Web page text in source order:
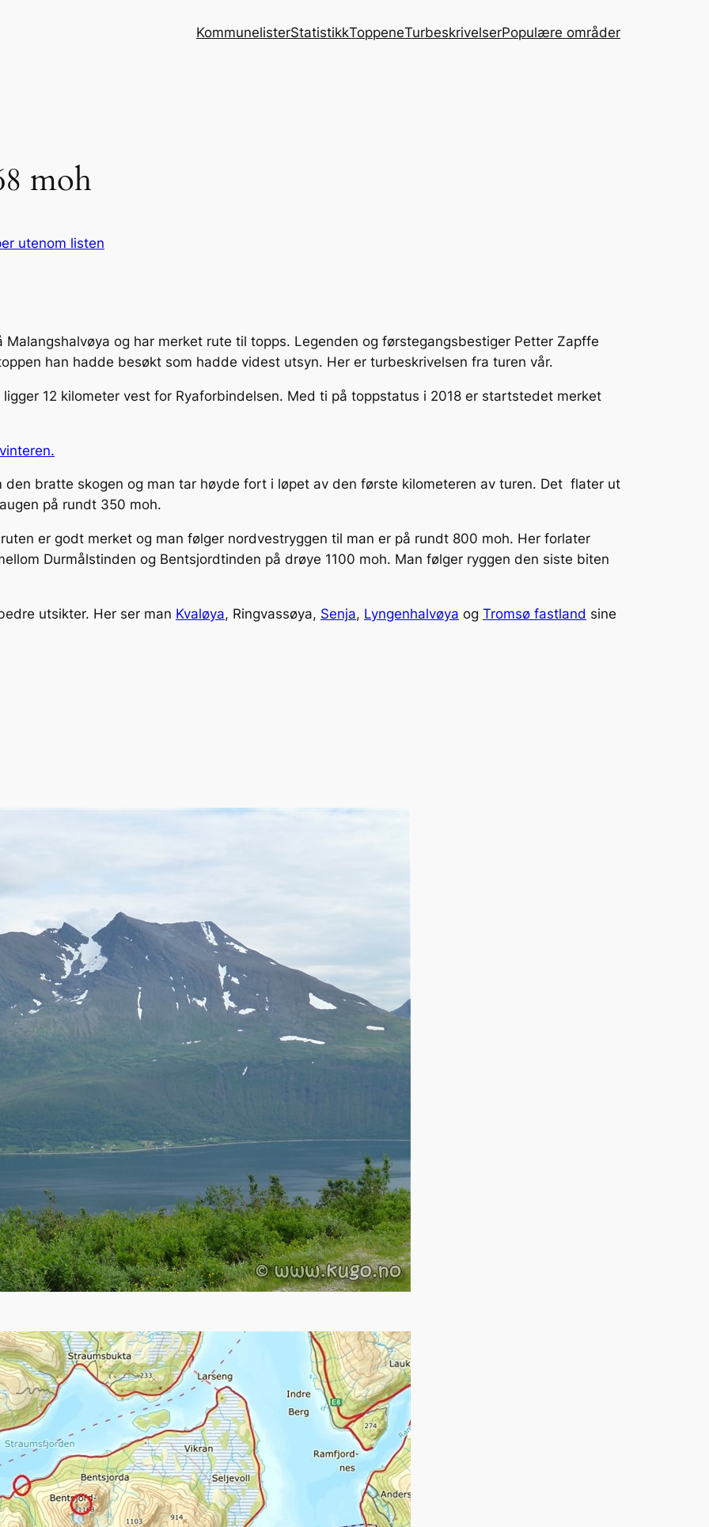
KommunelisterStatistikkToppeneTurbeskrivelserPopulære områder
moh
utenom listen
og har merket rute til topps. Legenden og førstegangsbestiger Petter Zapffe
han hadde besøkt som hadde videst utsyn. Her er turbeskrivelsen fra turen vår.
12 kilometer vest for Ryaforbindelsen. Med ti på toppstatus i 2018 er startstedet merket
bratte skogen og man tar høyde fort i løpet av den første kilometeren av turen. Det flater ut
på rundt 350 moh.
er godt merket og man følger nordvestryggen til man er på rundt 800 moh. Her forlater
Durmålstinden og Bentsjordtinden på drøye 1100 moh. Man følger ryggen den siste biten
utsikter. Her ser man Kvaløya, Ringvassøya, Senja, Lyngenhalvøya og Tromsø fastland sine